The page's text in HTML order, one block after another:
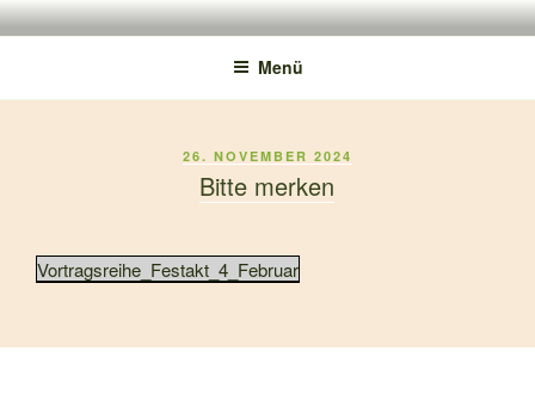
150 JAHRE TMS
Menü
26. NOVEMBER 2024
Bitte merken
Vortragsreihe_Festakt_4_Februar